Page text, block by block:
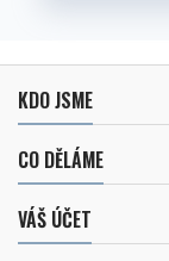
KDO JSME
CO DĚLÁME
VÁŠ ÚČET